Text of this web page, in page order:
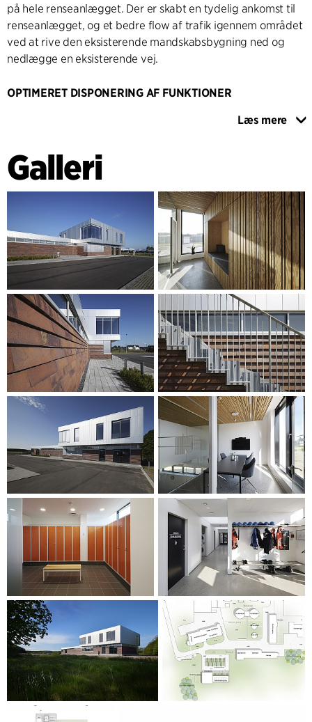
på hele renseanlægget. Der er skabt en tydelig ankomst til
renseanlægget, og et bedre flow af trafik igennem området
ved at rive den eksisterende mandskabsbygning ned og
nedlægge en eksisterende vej.
OPTIMERET DISPONERING AF FUNKTIONER
Mandskabsbygningen er disponeret med to primære
omklædning til baderum, sauna og den rene omklædning.
Således bliver man gradvist mere ren som man bevæger sig
igennem bygningen mod foyeren ved den rene
hovedindgang. Den rene indgang indeholder den
administrative del med kontor, mødelokale, auditorium og
frokoststue. Et Laboratorium tilføjes til den nye
mandskabsbygning, der dermed samler alle
renseanlæggets arbejdspladser i ét hus. Bygningens to dele
bindes sammen af en foyer, som det samlende ankomstrum,
og driftslederkontoret, hvorfra der er direkte adgang, og
visuel kontakt til de andre dele af bygningen og let adgang
til den daglige kontakt med driftspersonalet på anlægget.
Bygningen udføres i få, robuste materialer, som skaber
sammenhæng med den eksisterende bygningsmasse og
bidrager til, at den nye bygning fremstår moderne og
attraktiv. Parkeringspladsen anlægges som en stor grøn
forplads, som er med til at understrege bygningens funktion
som hovedbygning på renseanlægget.
Byggeriet er DGNB Sølv certificeret.
Læs mere
Galleri